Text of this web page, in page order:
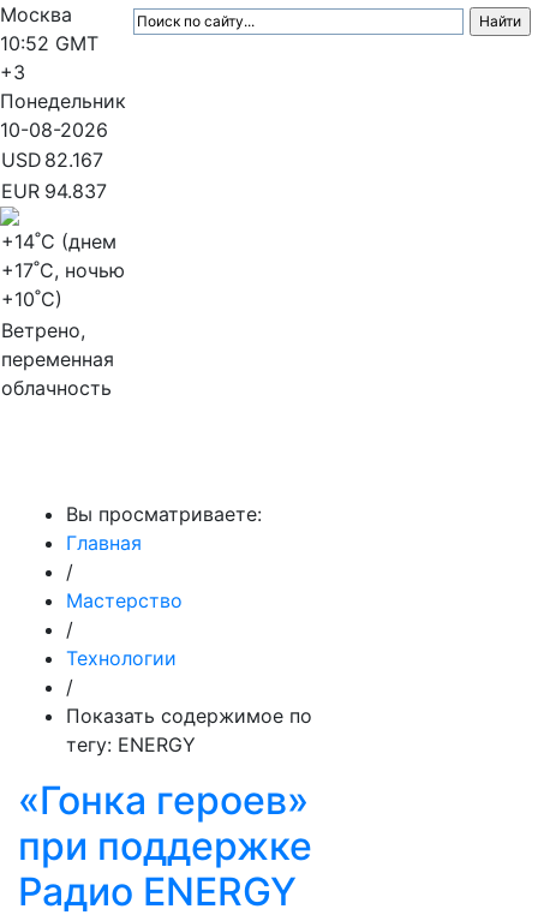
Москва
10:52 GMT
+3
Понедельник
10-08-2026
USD 82.167
EUR 94.837
+14˚C (днем
+17˚C, ночью
+10˚C)
Ветрено,
переменная
облачность
Вы просматриваете:
Главная
/
Мастерство
/
Технологии
/
Показать содержимое по
тегу: ENERGY
«Гонка героев»
при поддержке
Радио ENERGY